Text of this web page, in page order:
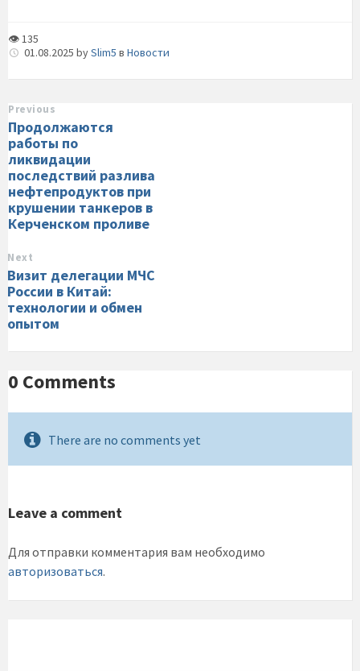
👁 135
01.08.2025 bySlim5 в Новости
Previous
Продолжаются
работы по
ликвидации
последствий разлива
нефтепродуктов при
крушении танкеров в
Керченском проливе
Next
Визит делегации МЧС
России в Китай:
технологии и обмен
опытом
0 Comments
There are no comments yet
Leave a comment
Для отправки комментария вам необходимо
авторизоваться.